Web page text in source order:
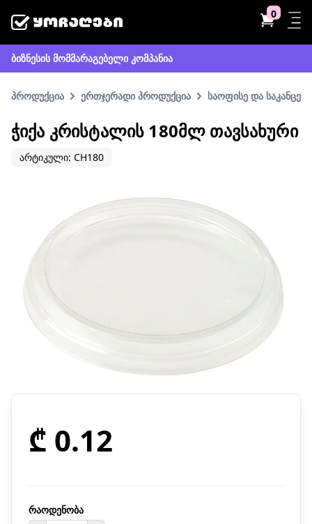
0
ბიზნესის მომმარაგებელი კომპანია
პროდუქცია ერთჯერადი პროდუქცია საოფისე და
ᲭᲘᲥᲐ ᲙᲠᲘᲡᲢᲐᲚᲘᲡ 180ᲛᲚ ᲗᲐᲕᲡᲐᲮᲣᲠᲘ
არტიკული: CH180
₾ 0.12
რაოდენობა